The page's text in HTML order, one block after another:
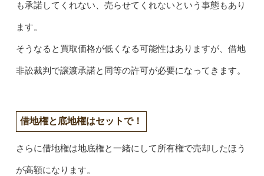
も承諾してくれない、売らせてくれないという事態もあり
ます。
そうなると買取価格が低くなる可能性はありますが、借地
非訟裁判で譲渡承諾と同等の許可が必要になってきます。
借地権と底地権はセットで！
さらに借地権は地底権と一緒にして所有権で売却したほう
が高額になります。